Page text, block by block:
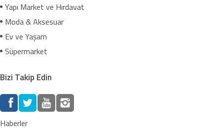
Yapı Market ve Hırdavat
Moda & Aksesuar
Ev ve Yaşam
Süpermarket
Bizi Takip Edin
Haberler